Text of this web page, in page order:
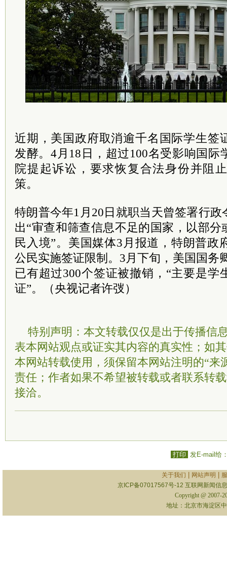
近期，美国政府取消逾千名国际学生签
发酵。4月18日，超过100名受影响国际
院提起诉讼，要求恢复合法身份并阻
策。
特朗普今年1月20日就职当天曾签署行
出“审查和筛查信息不足的国家，以部
民入境”。美国媒体3月报道，特朗普政
公民实施签证限制。3月下旬，美国国务
已有超过300个签证被撤销，“主要是学
证”。（央视记者许弢）
特别声明：本文转载仅仅是出于传播信
表本网站观点或证实其内容的真实性；如
本网站转载使用，须保留本网站注明的“来
责任；作者如果不希望被转载或者联系转
接洽。
打印 发E-mail给
关于我们 网站声明
京ICP备07017567号-12 互联网新闻信
Copyright @ 2007-
地址：北京市海淀区